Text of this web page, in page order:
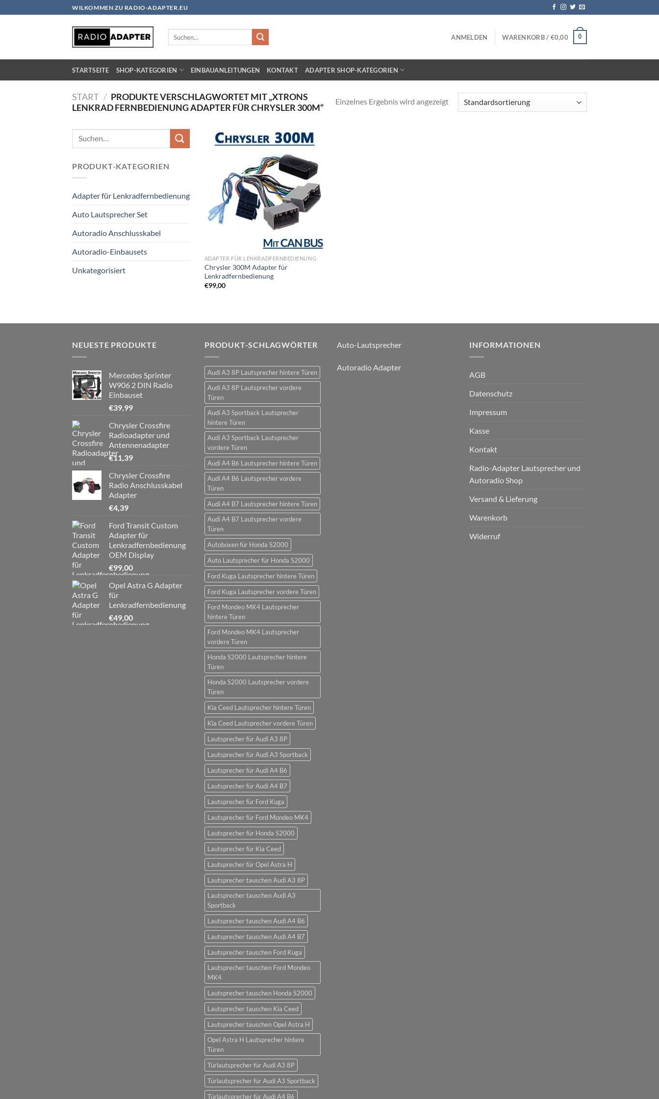
Inhalt
WILKOMMEN ZU RADIO-ADAPTER.EU
ANMELDEN WARENKORB / €0,00 0
STARTSEITE SHOP-KATEGORIEN EINBAUANLEITUNGEN KONTAKT ADAPTER SHOP-KATEGORIEN
START / PRODUKTE VERSCHLAGWORTET MIT „XTRONS
LENKRAD FERNBEDIENUNG ADAPTER FÜR CHRYSLER 300M“
Einzelnes Ergebnis wird angezeigt
Suchen
PRODUKT-KATEGORIEN
Adapter für Lenkradfernbedienung
Auto Lautsprecher Set
Autoradio Anschlusskabel
Autoradio-Einbausets
Unkategorisiert
Wunschliste
hinzufügen
ADAPTER FÜR LENKRADFERNBEDIENUNG
Chrysler 300M Adapter für
Lenkradfernbedienung
€99,00
NEUESTE PRODUKTE
Mercedes Sprinter
W906 2 DIN Radio
Einbauset
€39,99
Chrysler Crossfire
Radioadapter und
Antennenadapter
€11,39
Chrysler Crossfire
Radio Anschlusskabel
Adapter
€4,39
Ford Transit Custom
Adapter für
Lenkradfernbedienung
OEM Display
€99,00
Opel Astra G Adapter
für
Lenkradfernbedienung
€49,00
PRODUKT-SCHLAGWÖRTER
Audi A3 8P Lautsprecher hintere Türen
Audi A3 8P Lautsprecher vordere
Türen
Audi A3 Sportback Lautsprecher
hintere Türen
Audi A3 Sportback Lautsprecher
vordere Türen
Audi A4 B6 Lautsprecher hintere Türen
Audi A4 B6 Lautsprecher vordere
Türen
Audi A4 B7 Lautsprecher hintere Türen
Audi A4 B7 Lautsprecher vordere
Türen
Autoboxen für Honda S2000
Auto Lautsprecher für Honda S2000
Ford Kuga Lautsprecher hintere Türen
Ford Kuga Lautsprecher vordere Türen
Ford Mondeo MK4 Lautsprecher
hintere Türen
Ford Mondeo MK4 Lautsprecher
vordere Türen
Honda S2000 Lautsprecher hintere
Türen
Honda S2000 Lautsprecher vordere
Türen
Kia Ceed Lautsprecher hintere Türen
Kia Ceed Lautsprecher vordere Türen
Lautsprecher für Audi A3 8P
Lautsprecher für Audi A3 Sportback
Lautsprecher für Audi A4 B6
Lautsprecher für Audi A4 B7
Lautsprecher für Ford Kuga
Lautsprecher für Ford Mondeo MK4
Lautsprecher für Honda S2000
Lautsprecher für Kia Ceed
Lautsprecher für Opel Astra H
Lautsprecher tauschen Audi A3 8P
Lautsprecher tauschen Audi A3
Sportback
Lautsprecher tauschen Audi A4 B6
Lautsprecher tauschen Audi A4 B7
Lautsprecher tauschen Ford Kuga
Lautsprecher tauschen Ford Mondeo
MK4
Lautsprecher tauschen Honda S2000
Lautsprecher tauschen Kia Ceed
Lautsprecher tauschen Opel Astra H
Opel Astra H Lautsprecher hintere
Türen
Türlautsprecher für Audi A3 8P
Türlautsprecher für Audi A3 Sportback
Türlautsprecher für Audi A4 B6
Auto-Lautsprecher
Autoradio Adapter
INFORMATIONEN
AGB
Datenschutz
Impressum
Kasse
Kontakt
Radio-Adapter Lautsprecher und
Autoradio Shop
Versand & Lieferung
Warenkorb
Widerruf